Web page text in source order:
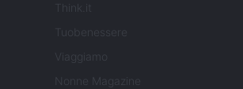
Think.it
Tuobenessere
Viaggiamo
Nonne Magazine